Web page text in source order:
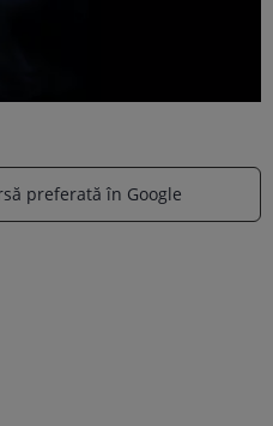
preferată în Google